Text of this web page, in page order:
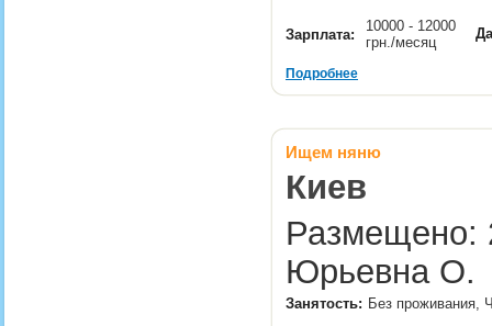
Зарплата:
10000 - 12000
грн./месяц
Подробнее
Ищем няню
Киев
Размещено:
Юрьевна О.
Занятость: Без проживания,